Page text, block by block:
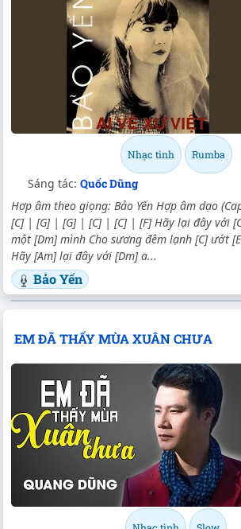
Nhạc tình Rumba
Sáng tác: Quốc Dũng
Hợp âm theo giọng: Bảo Yến Hợp âm dạo
[C] | [G] | [G] | [C] | [C] | [F] Hãy lại đây với
một [Dm] mình Cho sương đêm lạnh [C] ướt
Hãy [Am] lại đây với [Dm] a...
Bảo Yến
EM ĐÃ THẤY MÙA XUÂN CHƯA